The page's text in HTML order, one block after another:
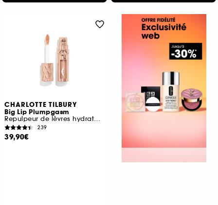
CHARLOTTE TILBURY
Big Lip Plumpgasm
Repulpeur de lèvres hydratant
239
39,90€